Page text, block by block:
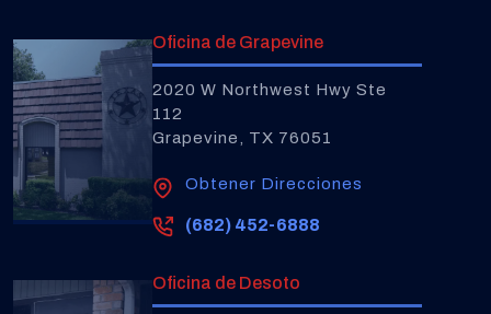
Oficina de Grapevine
2020 W Northwest Hwy Ste
112
Grapevine, TX 76051
Obtener Direcciones
(682) 452-6888
Oficina de Desoto